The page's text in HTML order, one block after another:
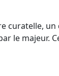
curatelle,
le majeur.